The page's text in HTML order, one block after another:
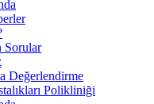
Sorular
Değerlendirme
Polikliniği